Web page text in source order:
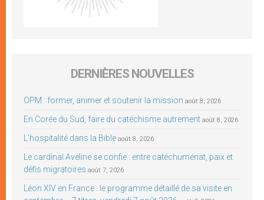
DERNIÈRES NOUVELLES
OPM : former, animer et soutenir la mission août 8, 2026
En Corée du Sud, faire du catéchisme autrement août 8, 2026
L’hospitalité dans la Bible août 8, 2026
Le cardinal Aveline se confie : entre catéchuménat, paix et
défis migratoires août 7, 2026
Léon XIV en France : le programme détaillé de sa visite en